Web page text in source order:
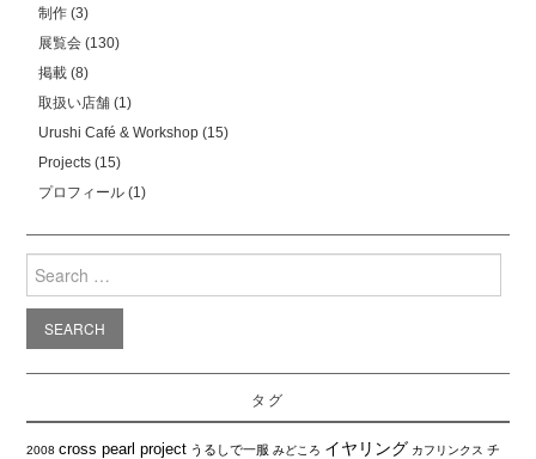
制作 (3)
展覧会 (130)
掲載 (8)
取扱い店舗 (1)
Urushi Café & Workshop (15)
Projects (15)
プロフィール (1)
for:
タグ
2008 cross pearl project うるしで一服 みどころ イヤリング カフリンクス チ